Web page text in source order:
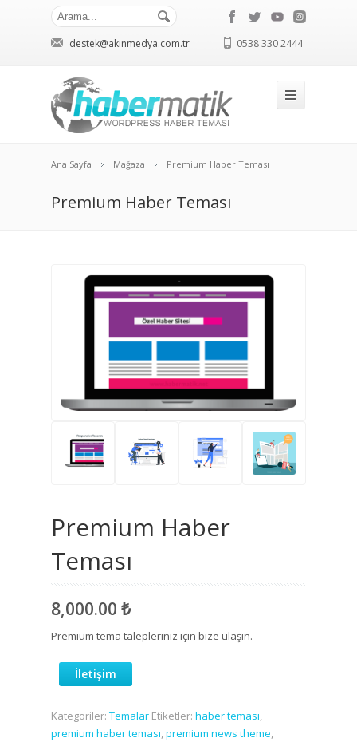
destek@akinmedya.com.tr 0538 330 2444
Ana Sayfa Mağaza Premium Haber Teması
Premium Haber Teması
Premium Haber
Teması
8,000.00 ₺
Premium tema talepleriniz için bize ulaşın.
İletişim
Kategoriler: Temalar Etiketler: haber teması,
premium haber teması,premium news theme,